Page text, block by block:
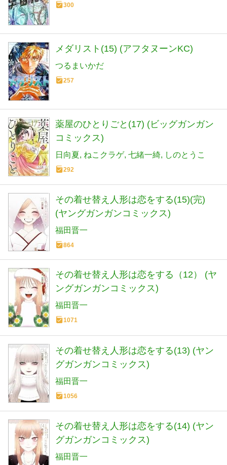
300
メダリスト(15) (アフタヌーンKC)
つるまいかだ
257
薬屋のひとりごと(17) (ビッグガンガン
コミックス)
日向夏 ねこクラゲ 七緒一綺 しのとうこ
292
その着せ替え人形は恋をする(15)(完)
(ヤングガンガンコミックス)
福田晋一
864
その着せ替え人形は恋をする（12） (ヤ
ングガンガンコミックス)
福田晋一
1071
その着せ替え人形は恋をする(13) (ヤン
グガンガンコミックス)
福田晋一
1056
その着せ替え人形は恋をする(14) (ヤン
グガンガンコミックス)
福田晋一